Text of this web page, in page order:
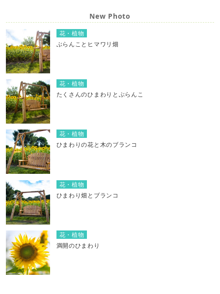
New Photo
花・植物
ぶらんことヒマワリ畑
花・植物
たくさんのひまわりとぶらんこ
花・植物
ひまわりの花と木のブランコ
花・植物
ひまわり畑とブランコ
花・植物
満開のひまわり